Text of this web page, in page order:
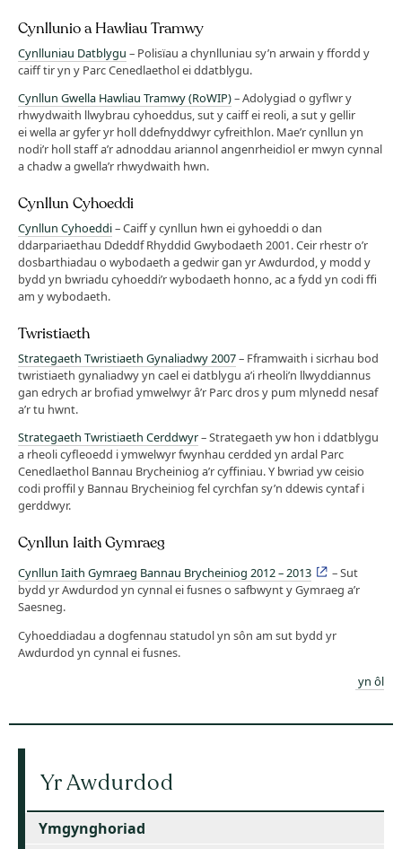
Cynllunio a Hawliau Tramwy
Cynlluniau Datblygu – Polisïau a chynlluniau sy’n arwain y ffordd y
caiff tir yn y Parc Cenedlaethol ei ddatblygu.
Cynllun Gwella Hawliau Tramwy (RoWIP)– Adolygiad o gyflwr y
rhwydwaith llwybrau cyhoeddus, sut y caiff ei reoli, a sut y gellir
ei wella ar gyfer yr holl ddefnyddwyr cyfreithlon. Mae’r cynllun yn
nodi’r holl staff a’r adnoddau ariannol angenrheidiol er mwyn cynnal
a chadw a gwella’r rhwydwaith hwn.
Cynllun Cyhoeddi
Cynllun Cyhoeddi– Caiff y cynllun hwn ei gyhoeddi o dan
ddarpariaethau Ddeddf Rhyddid Gwybodaeth 2001. Ceir rhestr o’r
dosbarthiadau o wybodaeth a gedwir gan yr Awdurdod, y modd y
bydd yn bwriadu cyhoeddi’r wybodaeth honno, ac a fydd yn codi ffi
am y wybodaeth.
Twristiaeth
Strategaeth Twristiaeth Gynaliadwy 2007– Fframwaith i sicrhau bod
twristiaeth gynaliadwy yn cael ei datblygu a’i rheoli’n llwyddiannus
gan edrych ar brofiad ymwelwyr â’r Parc dros y pum mlynedd nesaf
a’r tu hwnt.
Strategaeth Twristiaeth Cerddwyr– Strategaeth yw hon i ddatblygu
a rheoli cyfleoedd i ymwelwyr fwynhau cerdded yn ardal Parc
Cenedlaethol Bannau Brycheiniog a’r cyffiniau. Y bwriad yw ceisio
codi proffil y Bannau Brycheiniog fel cyrchfan sy’n ddewis cyntaf i
gerddwyr.
Cynllun Iaith Gymraeg
Cynllun Iaith Gymraeg Bannau Brycheiniog 2012 – 2013
– Sut
bydd yr Awdurdod yn cynnal ei fusnes o safbwynt y Gymraeg a’r
Saesneg.
Cyhoeddiadau a dogfennau statudol yn sôn am sut bydd yr
Awdurdod yn cynnal ei fusnes.
yn ôl
Yr Awdurdod
Ymgynghoriad